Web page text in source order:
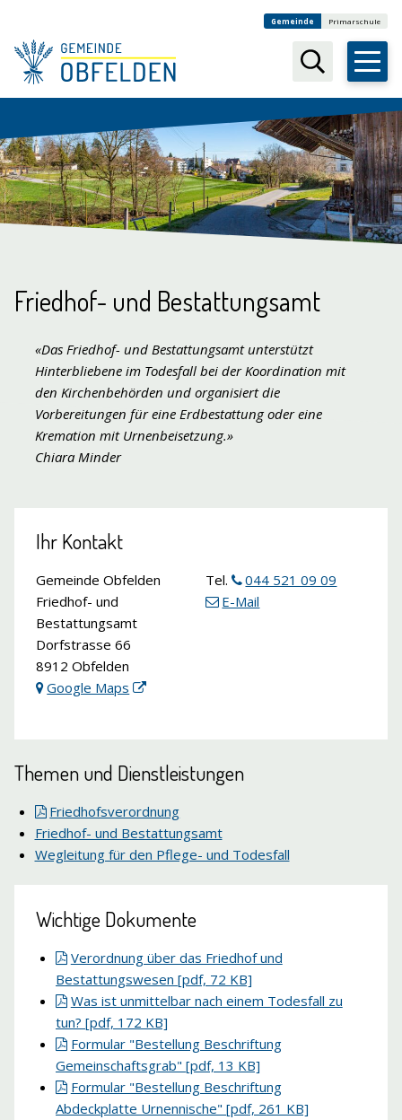
Weitere Auftritte
Gemeinde Primarschule
Friedhof- und Bestattungsamt
«Das Friedhof- und Bestattungsamt unterstützt
Hinterbliebene im Todesfall bei der Koordination mit
den Kirchenbehörden und organisiert die
Vorbereitungen für eine Erdbestattung oder eine
Kremation mit Urnenbeisetzung.»
Chiara Minder
Ihr Kontakt
Gemeinde Obfelden
Friedhof- und
Bestattungsamt
Dorfstrasse 66
8912 Obfelden
Google Maps
Tel.
044 521 09 09
E-Mail
Themen und Dienstleistungen
Friedhofsverordnung
Friedhof- und Bestattungsamt
Wegleitung für den Pflege- und Todesfall
Wichtige Dokumente
Verordnung über das Friedhof und
Bestattungswesen [pdf, 72 KB]
Was ist unmittelbar nach einem Todesfall zu
tun? [pdf, 172 KB]
Formular "Bestellung Beschriftung
Gemeinschaftsgrab" [pdf, 13 KB]
Formular "Bestellung Beschriftung
Abdeckplatte Urnennische" [pdf, 261 KB]